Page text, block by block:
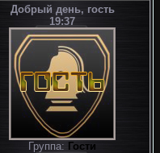
Добрый день, гость
19:37
Группа: Гости